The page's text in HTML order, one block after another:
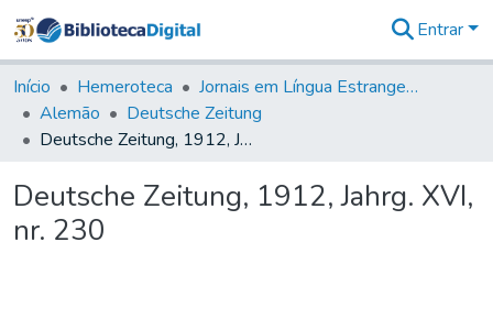
&
Coleções
Tudo na
Biblioteca
Estatísticas
Entrar
Início Hemeroteca
Jornais em Língua Estrangeira
Alemão
Deutsche Zeitung
Deutsche Zeitung, 1912, Jahrg. XVI, nr. 230
Deutsche Zeitung, 1912, Jahrg. XVI,
nr. 230